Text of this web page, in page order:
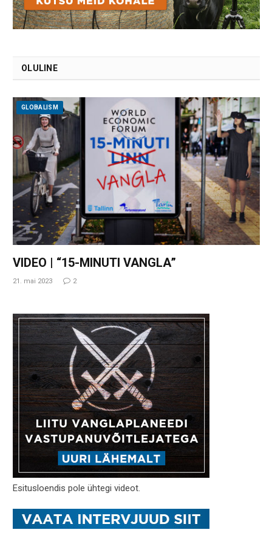
OLULINE
GLOBALISM
VIDEO | “15-MINUTI VANGLA”
21. mai 2023 2
Esitusloendis pole ühtegi videot.